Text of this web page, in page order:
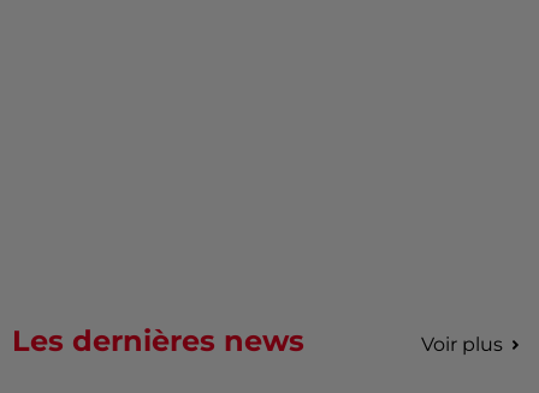
Les dernières news Voir plus